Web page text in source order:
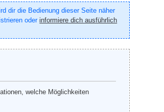
dir die Bedienung dieser Seite näher
oderinformiere dich ausführlich
welche Möglichkeiten